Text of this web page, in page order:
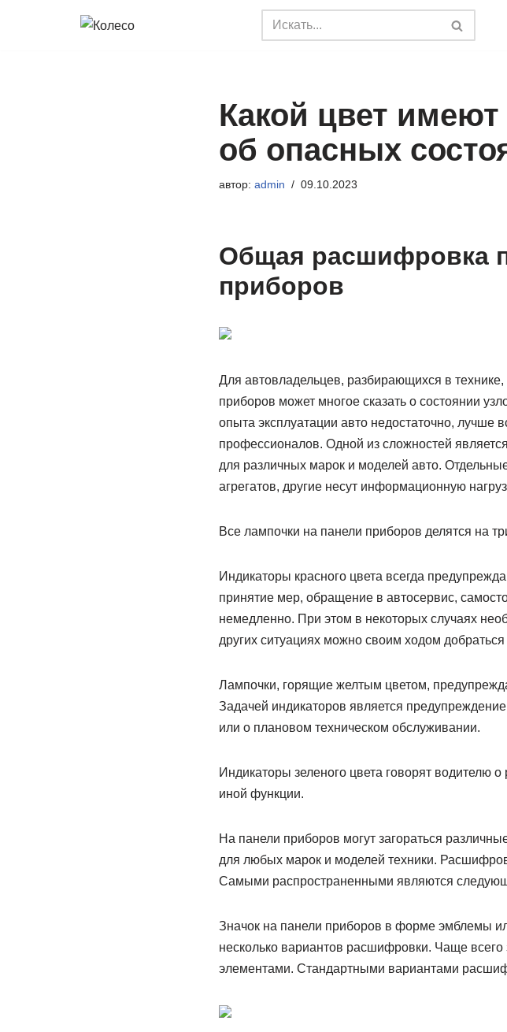
Какой цвет
об опасных
автор: admin 09.10.2023
Общая расшифровка
приборов
Для автовладельцев, разбирающихся в
приборов может многое сказать о состоянии
опыта эксплуатации авто недостаточно, лучше
профессионалов. Одной из сложностей
для различных марок и моделей авто.
агрегатов, другие несут информационную
Все лампочки на панели приборов делятся на
Индикаторы красного цвета всегда
принятие мер, обращение в автосервис,
немедленно. При этом в некоторых случаях
других ситуациях можно своим ходом
Лампочки, горящие желтым цветом,
Задачей индикаторов является
или о плановом техническом обслуживании.
Индикаторы зеленого цвета говорят водителю
иной функции.
На панели приборов могут загораться
для любых марок и моделей техники.
Самыми распространенными являются
Значок на панели приборов в форме эмблемы
несколько вариантов расшифровки. Чаще всего
элементами. Стандартными вариантами